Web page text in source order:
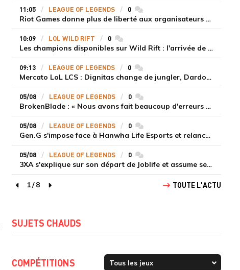
11:05 LEAGUE OF LEGENDS 0commentaires
Riot Games donne plus de liberté aux organisateurs de tournois locaux sur League of Legends
10:09 LOL WILD RIFT 0commentaires
Les champions disponibles sur Wild Rift : l'arrivée de Cho'Gath
09:13 LEAGUE OF LEGENDS 0commentaires
Mercato LoL LCS : Dignitas change de jungler, Dardoch fait son retour en LCS, eXyu annonce sa retraite
05/08 LEAGUE OF LEGENDS 0commentaires
BrokenBlade : « Nous avons fait beaucoup d'erreurs bêtes, mais une victoire reste une victoire et c'est une chose dont on peut se réjouir »
05/08 LEAGUE OF LEGENDS 0commentaires
Gen.G s'impose face à Hanwha Life Esports et relance sa dynamique en LCK
05/08 LEAGUE OF LEGENDS 0commentaires
3XA s'explique sur son départ de Joblife et assume ses torts
page précédente
1/8
page suivante
TOUTE L'ACTU
SUJETS CHAUDS
COMPÉTITIONS